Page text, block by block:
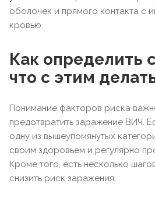
оболочек и прямого контакта с
кровью.
Как определить
что с этим
Понимание факторов риска
предотвратить заражение ВИЧ.
одну из вышеупомянутых
своим здоровьем и регулярно
Кроме того, есть несколько
снизить риск заражения: